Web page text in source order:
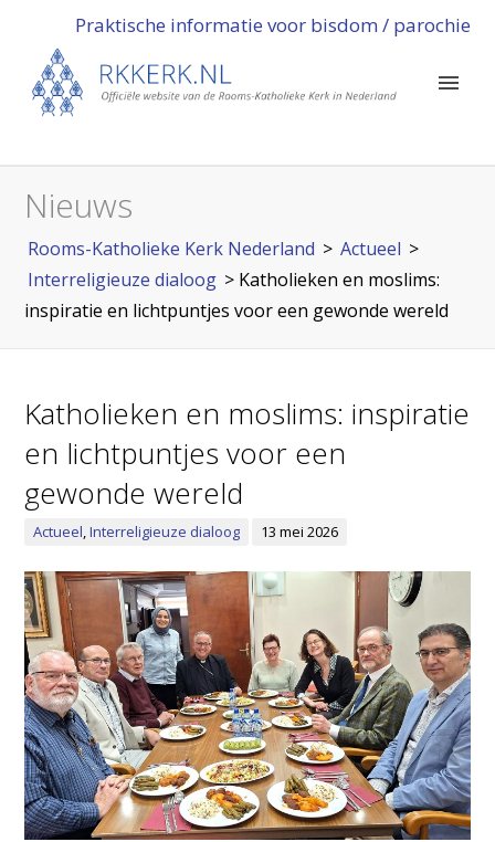
Praktische informatie voor bisdom / parochie
Nieuws
Rooms-Katholieke Kerk Nederland > Actueel >
Interreligieuze dialoog > Katholieken en moslims:
inspiratie en lichtpuntjes voor een gewonde wereld
Katholieken en moslims: inspiratie
en lichtpuntjes voor een
gewonde wereld
Actueel,Interreligieuze dialoog 13 mei 2026